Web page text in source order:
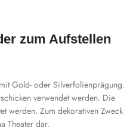
zum Aufstellen
Gold- oder Silverfolienprägung.
verwendet werden. Die
werden. Zum dekorativen Zweck
Theater dar.